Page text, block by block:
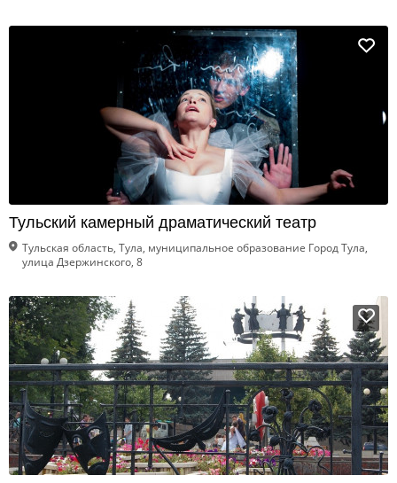
Тульский камерный драматический театр
Тульская область, Тула, муниципальное образование Город Тула,
улица Дзержинского, 8